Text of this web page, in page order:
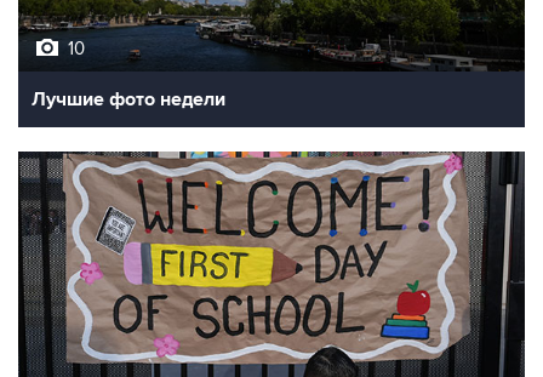
10
Лучшие фото недели